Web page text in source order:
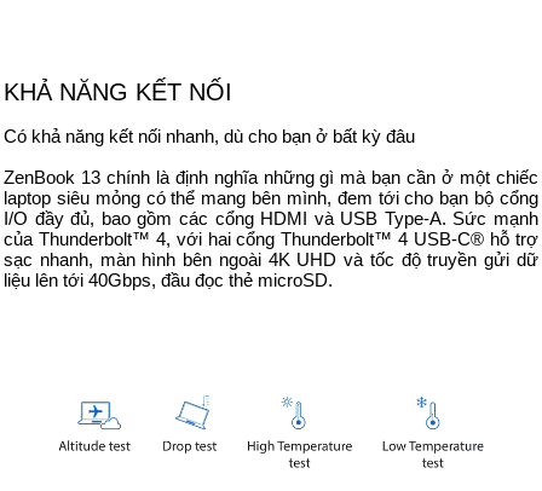
KHẢ NĂNG KẾT NỐI
Có khả năng kết nối nhanh, dù cho bạn ở bất kỳ đâu
ZenBook 13 chính là định nghĩa những gì mà bạn cần ở một chiếc
laptop siêu mỏng có thể mang bên mình, đem tới cho bạn bộ cổng
I/O đầy đủ, bao gồm các cổng HDMI và USB Type-A. Sức mạnh
của Thunderbolt™ 4, với hai cổng Thunderbolt™ 4 USB-C® hỗ trợ
sạc nhanh, màn hình bên ngoài 4K UHD và tốc độ truyền gửi dữ
liệu lên tới 40Gbps, đầu đọc thẻ microSD.